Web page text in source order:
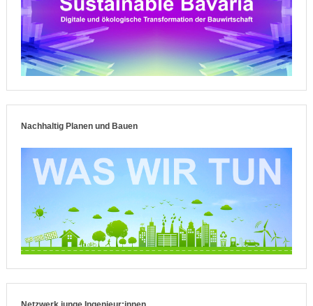
Nachhaltig Planen und Bauen